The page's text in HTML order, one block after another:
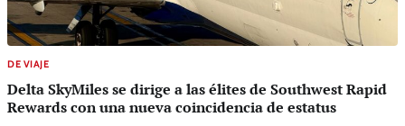
DE VIAJE
Delta SkyMiles se dirige a las élites de Southwest Rapid
Rewards con una nueva coincidencia de estatus